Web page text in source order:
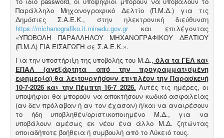
Παράλληλο Μηχανογραφικό Δελτίο (Π.Μ.Δ.) για τις
Δημόσιες Σ.Α.Ε.Κ., στην ηλεκτρονική διεύθυνση
https://michanografiko.it.minedu.gov.grκαι επιλέγοντας
«ΥΠΟΒΟΛΗ ΠΑΡΑΛΛΗΛΟΥ ΜΗΧΑΝΟΓΡΑΦΙΚΟΥ ΔΕΛΤΙΟΥ
(Π.Μ.Δ) ΓΙΑ ΕΙΣΑΓΩΓΗ σε Σ.Α.Ε.Κ.».
Για την υποστήριξη της υποβολής του Μ.Δ., όλα τα ΓΕΛ και
ΕΠΑΛ (ανεξάρτητα από την προγραμματισμένη
εφημερία) θα λειτουργήσουν επιπλέον την Παρασκευή
10-7-2026 και την Πέμπτη 16-7 2026. Αυτές τις ημέρες, οι
υποψήφιοι θα μπορούν να αποκτήσουν κωδικό ασφαλείας
(αν δεν πρόλαβαν ή αν τον έχασαν) ή/και να αναιρέσουν
το ήδη υποβληθέν/οριστικοποιημένο Μ.Δ., για να
υποβάλουν αμέσως εκ νέου ένα άλλο Μ.Δ. ζητώντας
οποιαδήποτε βοήθεια ή συμβουλή από το Λύκειό τους.